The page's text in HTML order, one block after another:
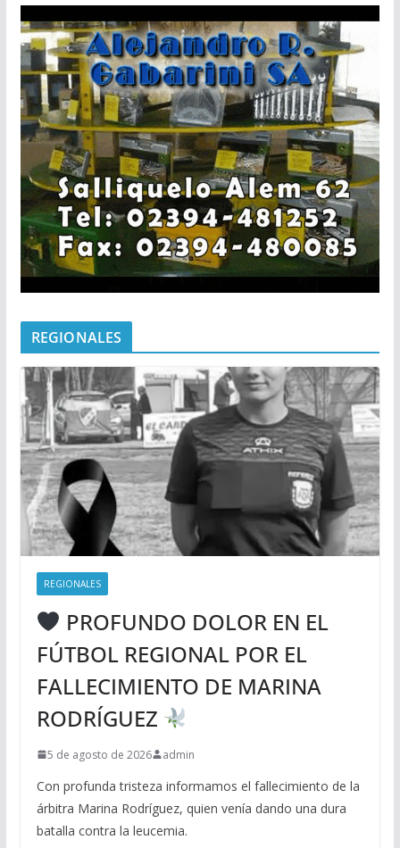
REGIONALES
REGIONALES
PROFUNDO DOLOR EN EL
FÚTBOL REGIONAL POR EL
FALLECIMIENTO DE MARINA
RODRÍGUEZ
5 de agosto de 2026 admin
Con profunda tristeza informamos el fallecimiento de la
árbitra Marina Rodríguez, quien venía dando una dura
batalla contra la leucemia.